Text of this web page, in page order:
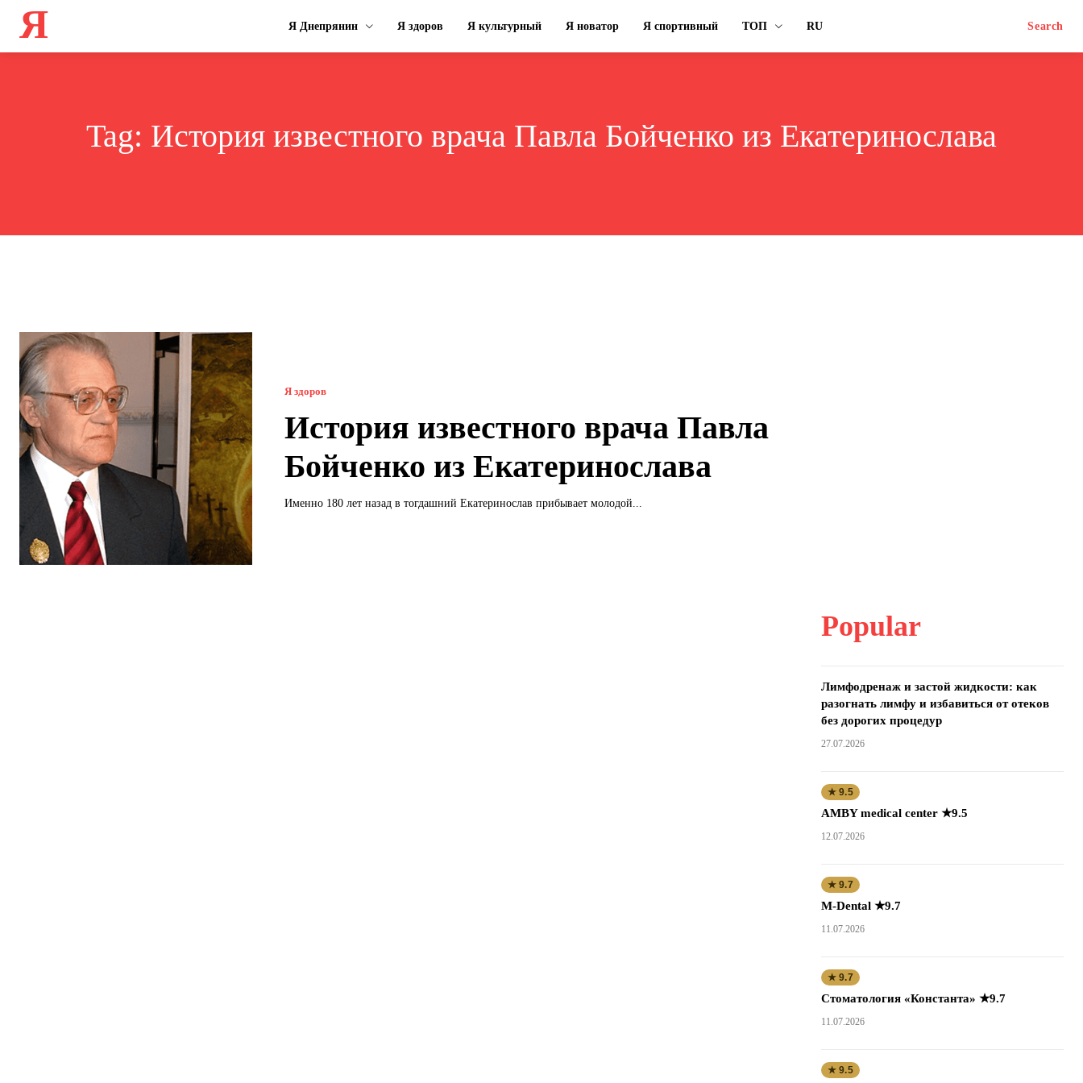
Я Я Днепрянин Я здоров Я культурный Я новатор Я спортивный ТОП RU Search
Tag: История известного врача Павла Бойченко из Екатеринослава
Я здоров
История известного врача Павла
Бойченко из Екатеринослава
Именно 180 лет назад в тогдашний Екатеринослав прибывает молодой...
Popular
Лимфодренаж и застой жидкости: как
разогнать лимфу и избавиться от отеков
без дорогих процедур
27.07.2026
★ 9.5
AMBY medical center ★9.5
12.07.2026
★ 9.7
M-Dental ★9.7
11.07.2026
★ 9.7
Стоматология «Константа» ★9.7
11.07.2026
★ 9.5